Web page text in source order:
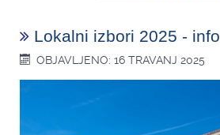
Lokalni izbori 2025 - info
OBJAVLJENO: 16 TRAVANJ 2025